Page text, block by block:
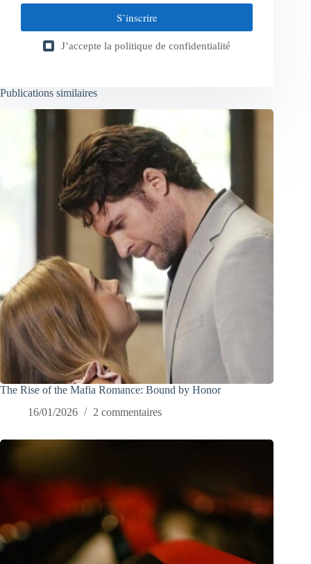
S’inscrire
J’accepte la politique de confidentialité
Publications similaires
The Rise of the Mafia Romance: Bound by Honor
16/01/2026
2 commentaires